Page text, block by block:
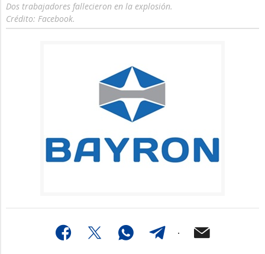
Dos trabajadores fallecieron en la explosión.
Crédito: Facebook.